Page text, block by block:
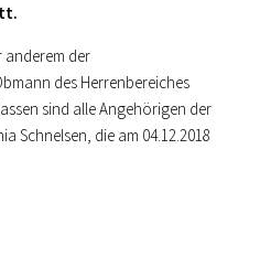
anderem der
des Herrenbereiches
sind alle Angehörigen der
Schnelsen, die am 04.12.2018